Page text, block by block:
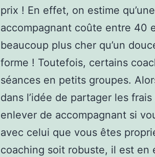
prix ! En effet, on estime
accompagnant coûte entre 40
beaucoup plus cher qu’un
forme ! Toutefois, certains
séances en petits groupes.
dans l’idée de partager les
enlever de accompagnant si
avec celui que vous êtes
coaching soit robuste, il est